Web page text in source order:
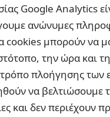
Google Analytics
ανώνυμες
cookies μπορούν να
την ώρα και
πλοήγησης των
να βελτιώσουμε
και δεν περιέχουν